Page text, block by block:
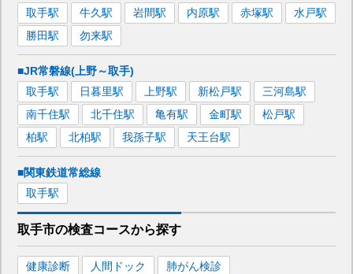
取手駅 牛久駅 岩間駅 内原駅 赤塚駅 水戸駅
勝田駅 勿来駅
■JR常磐線(上野～取手)
取手駅 日暮里駅 上野駅 新松戸駅 三河島駅
南千住駅 北千住駅 亀有駅 金町駅 松戸駅
柏駅 北柏駅 我孫子駅 天王台駅
■関東鉄道常総線
取手駅
取手市の検査コースから探す
健康診断 人間ドック 肺がん検診